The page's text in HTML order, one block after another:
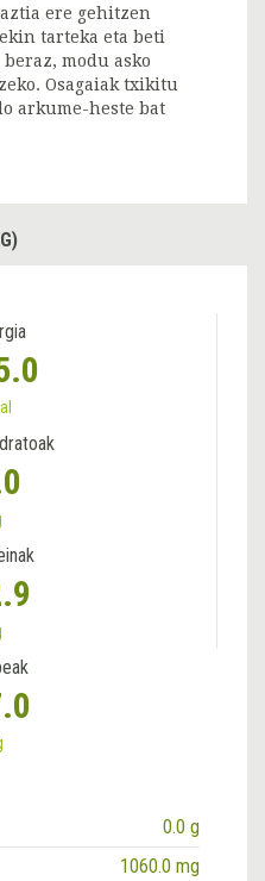
ere gehitzen
tarteka eta beti
modu asko
Osagaiak txikitu
arkume-heste bat
0.0 g
1060.0 mg